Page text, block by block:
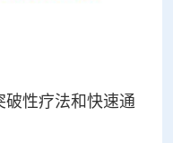
破性疗法和快速通